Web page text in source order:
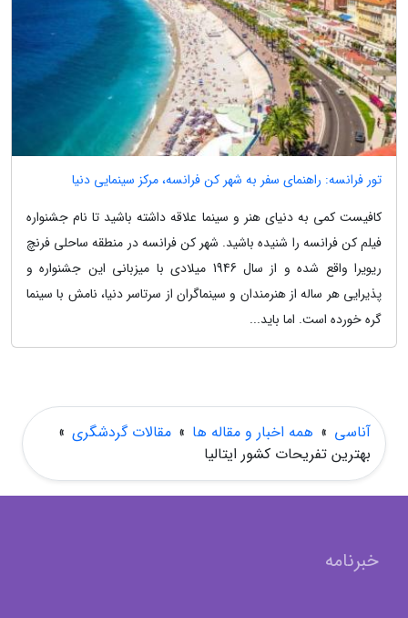
تور فرانسه: راهنمای سفر به شهر کن فرانسه، مرکز سینمایی دنیا
کافیست کمی به دنیای هنر و سینما علاقه داشته باشید تا نام جشنواره
فیلم کن فرانسه را شنیده باشید. شهر کن فرانسه در منطقه ساحلی فرنچ
ریویرا واقع شده و از سال 1946 میلادی با میزبانی این جشنواره و
پذیرایی هر ساله از هنرمندان و سینماگران از سرتاسر دنیا، نامش با سینما
گره خورده است. اما باید...
آناسی » همه اخبار و مقاله ها » مقالات گردشگری »
بهترین تفریحات کشور ایتالیا
خبرنامه